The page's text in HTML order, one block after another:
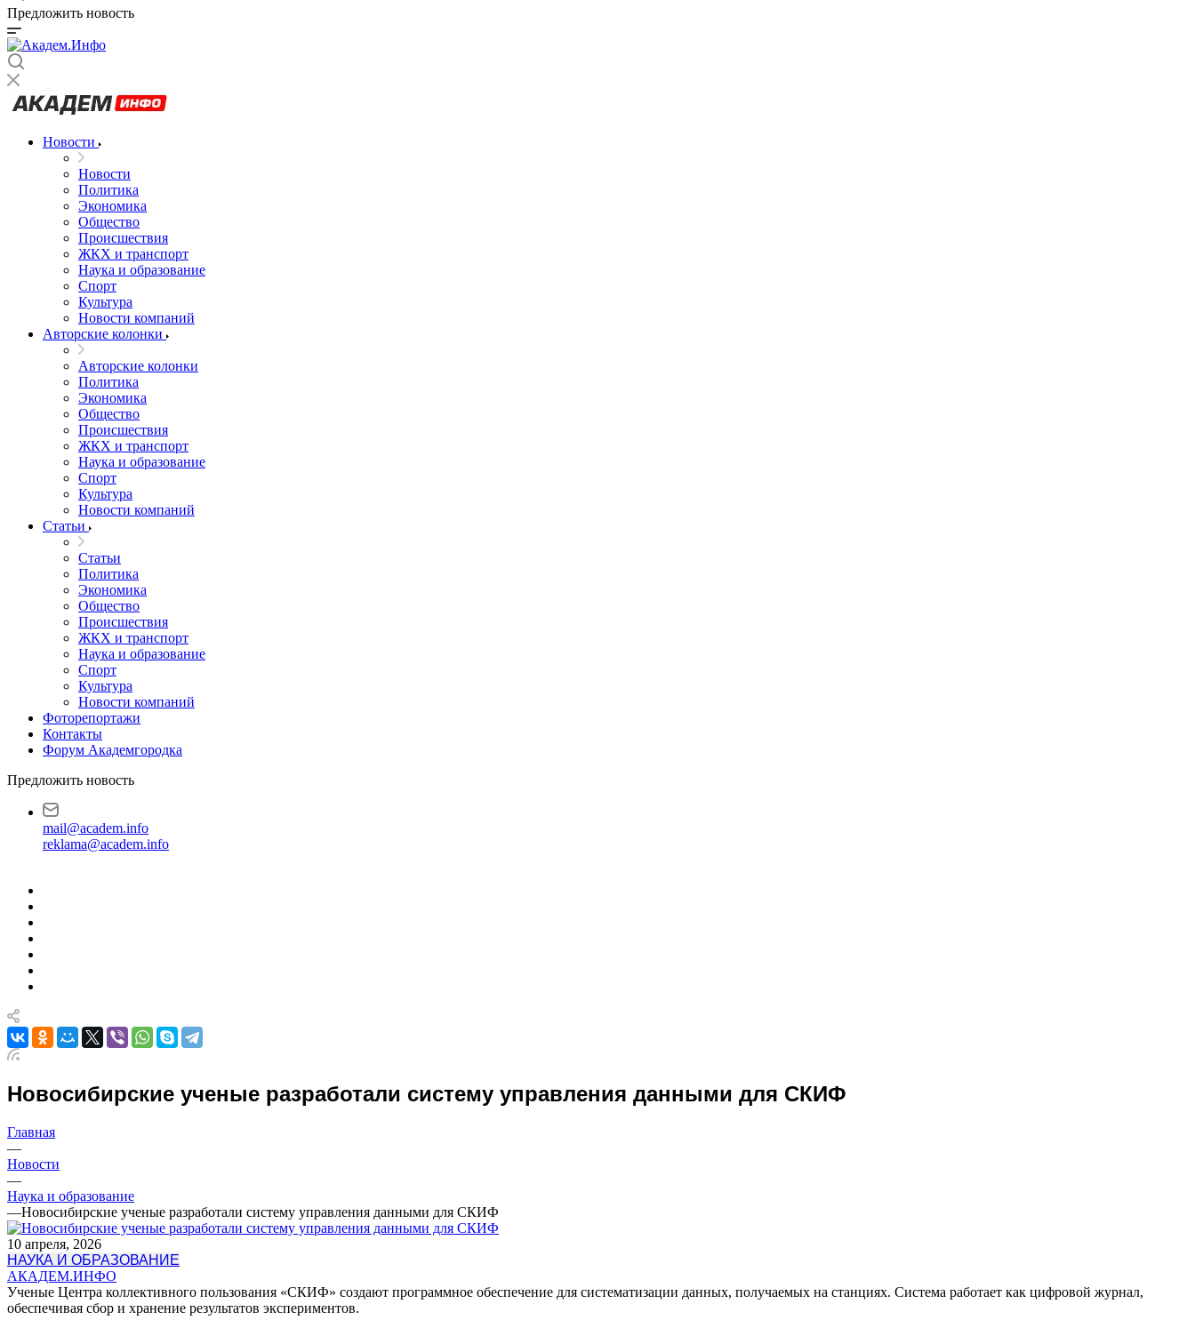
Предложить новость
Новости
Новости
Политика
Экономика
Общество
Происшествия
ЖКХ и транспорт
Наука и образование
Спорт
Культура
Новости компаний
Авторские колонки
Авторские колонки
Политика
Экономика
Общество
Происшествия
ЖКХ и транспорт
Наука и образование
Спорт
Культура
Новости компаний
Статьи
Статьи
Политика
Экономика
Общество
Происшествия
ЖКХ и транспорт
Наука и образование
Спорт
Культура
Новости компаний
Фоторепортажи
Контакты
Форум Академгородка
Предложить новость
mail@academ.info
reklama@academ.info
Новосибирские ученые разработали систему управления данными для СКИФ
Главная
—
Новости
—
Наука и образование
—Новосибирские ученые разработали систему управления данными для СКИФ
10 апреля, 2026
НАУКА И ОБРАЗОВАНИЕ
АКАДЕМ.ИНФО
Ученые Центра коллективного пользования «СКИФ» создают программное обеспечение для систематизации данных, получаемых на станциях. Система работает как цифровой журнал,
обеспечивая сбор и хранение результатов экспериментов.